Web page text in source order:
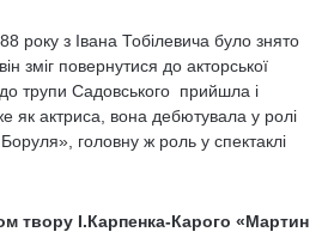
року з Івана Тобілевича було знято
зміг повернутися до акторської
трупи Садовського прийшла і
як актриса, вона дебютувала у ролі
головну ж роль у спектаклі
твору І.Карпенка-Карого «Мартин